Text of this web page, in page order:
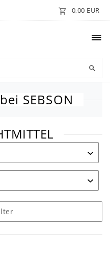
0,00 EUR
SEBSON